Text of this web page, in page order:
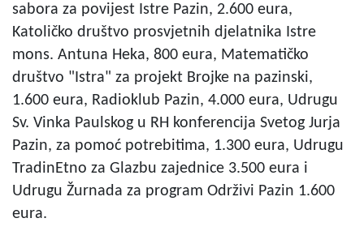
sabora za povijest Istre Pazin, 2.600 eura,
Katoličko društvo prosvjetnih djelatnika Istre
mons. Antuna Heka, 800 eura, Matematičko
društvo "Istra" za projekt Brojke na pazinski,
1.600 eura, Radioklub Pazin, 4.000 eura, Udrugu
Sv. Vinka Paulskog u RH konferencija Svetog Jurja
Pazin, za pomoć potrebitima, 1.300 eura, Udrugu
TradinEtno za Glazbu zajednice 3.500 eura i
Udrugu Žurnada za program Održivi Pazin 1.600
eura.